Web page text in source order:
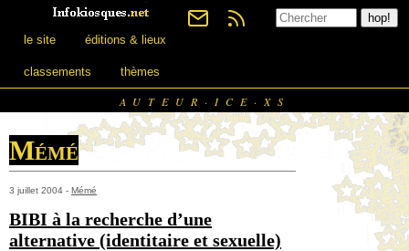
le site éditions & lieux
classements thèmes
AUTEUR·ICE·XS
Mémé
3 juillet 2004 - Mémé
BIBI à la recherche d’une
alternative (identitaire et sexuelle)